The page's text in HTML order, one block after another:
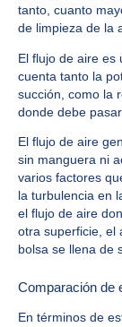
tanto, cuanto
de limpieza de la
El flujo de aire es
cuenta tanto la
succión, como la
donde debe
El flujo de aire
sin manguera ni
varios factores
la turbulencia en
el flujo de aire
otra superficie, el
bolsa se llena de
Comparación de
En términos de